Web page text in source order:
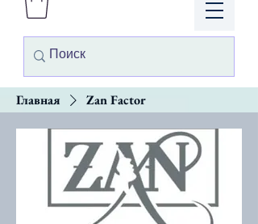
Главная Zan Factor